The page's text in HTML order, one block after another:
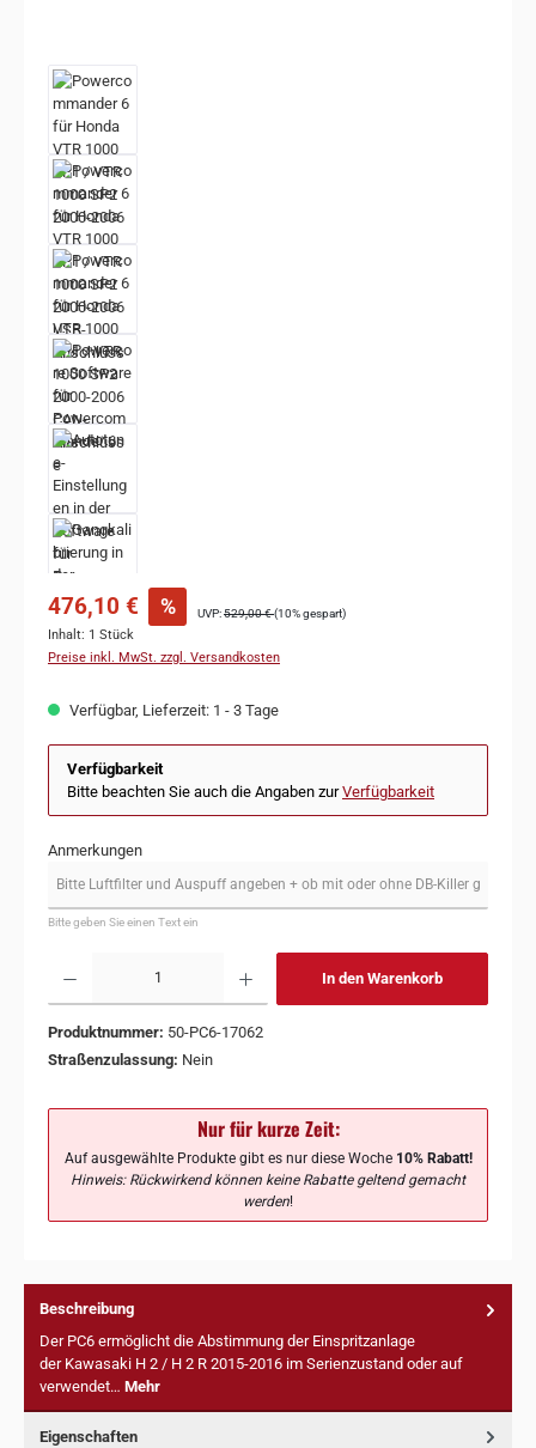
476,10 € % UVP:529,00 €(10% gespart)
Inhalt: 1 Stück
Preise inkl. MwSt. zzgl. Versandkosten
Verfügbar, Lieferzeit: 1 - 3 Tage
Verfügbarkeit
Bitte beachten Sie auch die Angaben zurVerfügbarkeit
Anmerkungen
Bitte geben Sie einen Text ein
In den Warenkorb
Produktnummer: 50-PC6-17062
Straßenzulassung: Nein
Nur für kurze Zeit:
Auf ausgewählte Produkte gibt es nur diese Woche10% Rabatt!
Hinweis: Rückwirkend können keine Rabatte geltend gemacht
werden!
Beschreibung
Der PC6 ermöglicht die Abstimmung der Einspritzanlage
der Kawasaki H 2 / H 2 R 2015-2016 im Serienzustand oder auf
verwendet… Mehr
Eigenschaften